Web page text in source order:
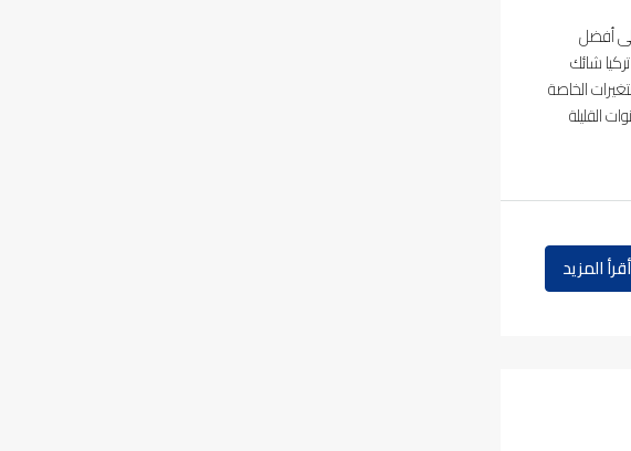
أفضل
شائك
الخاصة
القليلة
أقرأ المزيد